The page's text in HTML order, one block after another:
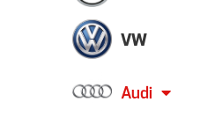
VW
Audi